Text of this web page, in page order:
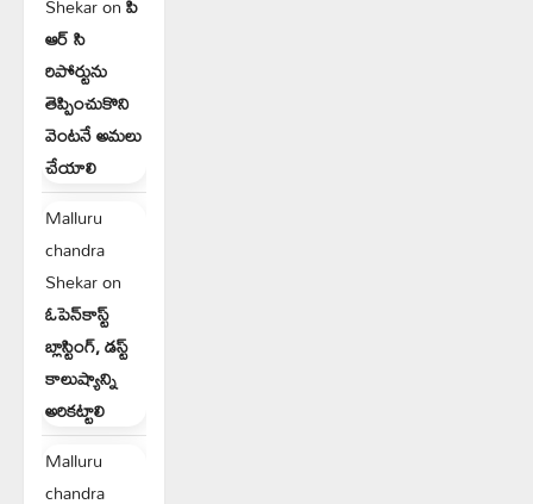
Shekaronపి
ఆర్ సి
రిపోర్టును
తెప్పించుకొని
వెంటనే అమలు
చేయాలి
Malluru
chandra
Shekaron
ఓపెన్‌కాస్ట్
బ్లాస్టింగ్, డస్ట్
కాలుష్యాన్ని
అరికట్టాలి
Malluru
chandra